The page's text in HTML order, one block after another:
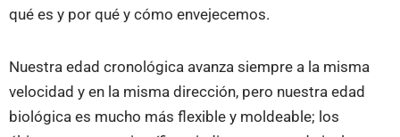
qué es y por qué y cómo envejecemos.
Nuestra edad cronológica avanza siempre a la misma
velocidad y en la misma dirección, pero nuestra edad
biológica es mucho más flexible y moldeable; los